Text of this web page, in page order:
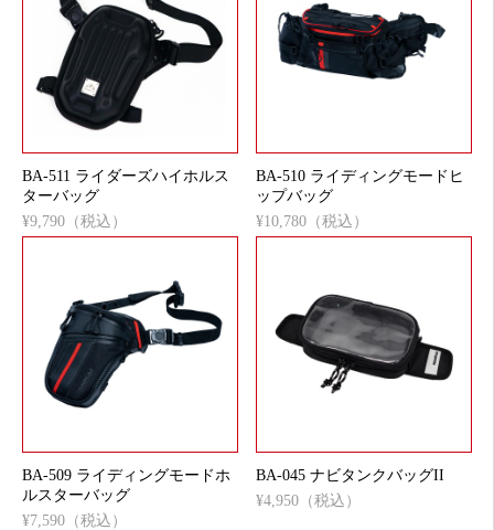
BA-511 ライダーズハイホルス
ターバッグ
¥9,790（税込）
BA-510 ライディングモードヒ
ップバッグ
¥10,780（税込）
BA-509 ライディングモードホ
ルスターバッグ
¥7,590（税込）
BA-045 ナビタンクバッグII
¥4,950（税込）